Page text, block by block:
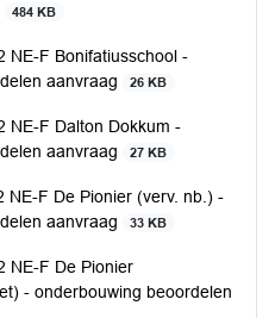
484 KB
NE-F Bonifatiusschool -
aanvraag
26 KB
NE-F Dalton Dokkum -
aanvraag
27 KB
NE-F De Pionier (verv. nb.) -
aanvraag
33 KB
NE-F De Pionier
- onderbouwing beoordelen